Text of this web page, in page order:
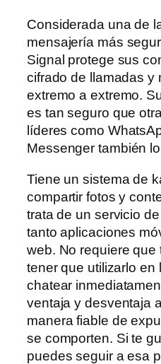
Considerada una de
mensajería más
Signal protege sus
cifrado de llamadas y
extremo a extremo.
es tan seguro que
líderes como
Messenger también
Tiene un sistema de
compartir fotos y
trata de un servicio
tanto aplicaciones
web. No requiere que
tener que utilizarlo en
chatear
ventaja y desventaja
manera fiable de
se comporten. Si te
puedes seguir a esa